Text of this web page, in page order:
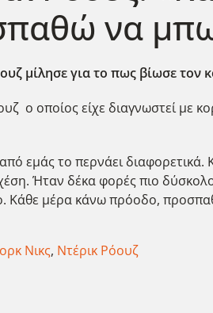
να
μίλησε για το πως βίωσε τον
ο οποίος είχε διαγνωστεί με
εμάς το περνάει διαφορετικά.
Ήταν δέκα φορές πιο
Κάθε μέρα κάνω πρόοδο,
Νικς, Ντέρικ Ρόουζ